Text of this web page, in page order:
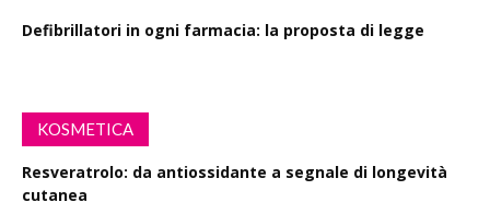
Defibrillatori in ogni farmacia: la proposta di legge
KOSMETICA
Resveratrolo: da antiossidante a segnale di longevità
cutanea